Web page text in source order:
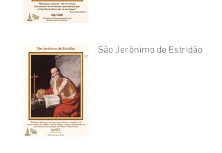
São Jerônimo de Estridão